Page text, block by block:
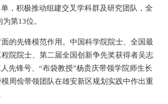
，积极推动组建交叉学科群及研究团队，全
第13位。
的先锋模范作用。中国科学院院士、全国最
院院士、第二届全国创新争先奖获得者吴志
先锋号、“布袋教授”杨贵庆带领学院师生长
周俭带领团队在雄安新区规划实践中作出重